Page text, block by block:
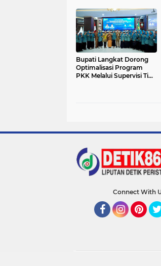
Bupati Langkat Dorong
Optimalisasi Program
PKK Melalui Supervisi Tim
Connect With